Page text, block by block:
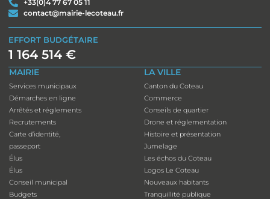
+33(0)4 77 67 05 11
contact@mairie-lecoteau.fr
EFFORT BUDGÉTAIRE
1 164 514 €
MAIRIE
Services municipaux
Démarches en ligne
Arrêtés et réglements
Recrutements
Carte d’identité,
passeport
Élus
Élus
Conseil municipal
Budgets
LA VILLE
Canton du Coteau
Commerce
Conseils de quartier
Drone et réglementation
Histoire et présentation
Jumelage
Les échos du Coteau
Logos Le Coteau
Nouveaux habitants
Tranquillité publique